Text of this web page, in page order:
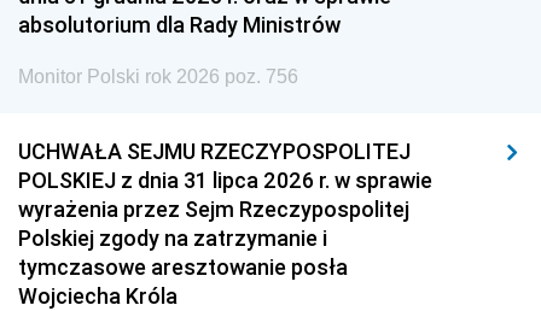
absolutorium dla Rady Ministrów
Monitor Polski rok 2026 poz. 756
UCHWAŁA SEJMU RZECZYPOSPOLITEJ
POLSKIEJ z dnia 31 lipca 2026 r. w sprawie
wyrażenia przez Sejm Rzeczypospolitej
Polskiej zgody na zatrzymanie i
tymczasowe aresztowanie posła
Wojciecha Króla